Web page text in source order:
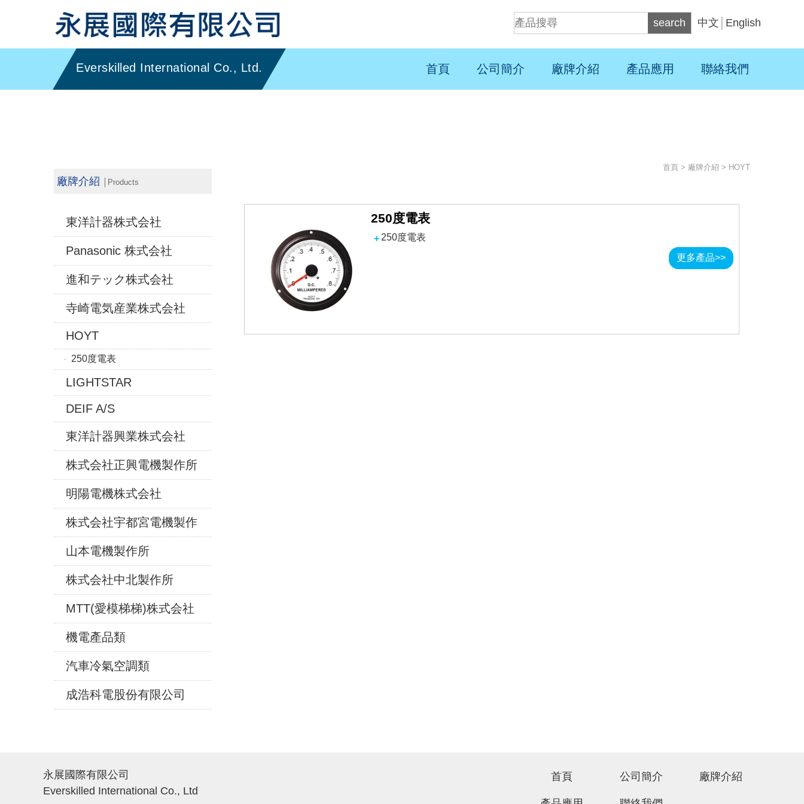
search 中文 English
首頁 公司簡介 廠牌介紹 產品應用 聯絡我們
廠牌介紹 │Products
東洋計器株式会社
Panasonic 株式会社
進和テック株式会社
寺崎電気産業株式会社
HOYT
250度電表
LIGHTSTAR
DEIF A/S
東洋計器興業株式会社
株式会社正興電機製作所
明陽電機株式会社
株式会社宇都宮電機製作
山本電機製作所
株式会社中北製作所
MTT(愛模梯梯)株式会社
機電產品類
汽車冷氣空調類
成浩科電股份有限公司
首頁 > 廠牌介紹 > HOYT
250度電表
250度電表
更多產品>>
永展國際有限公司
Everskilled International Co., Ltd
首頁 公司簡介 廠牌介紹